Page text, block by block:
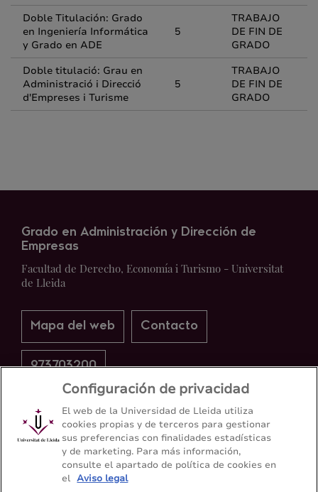
Doble Titulación: Grado
en Ingeniería Informática
y Grado en ADE
5
TRABAJO
DE FIN DE
GRADO
Doble titulació: Grau en
Administració i Direcció
d'Empreses i Turisme
5
TRABAJO
DE FIN DE
GRADO
Grado en Administración y Dirección de
Empresas
Facultad de Derecho, Economía i Turismo - Universitat
de Lleida
Mapa del web Contacto
973703200
Configuración de privacidad
El web de la Universidad de Lleida utiliza
cookies propias y de terceros para gestionar
sus preferencias con finalidades estadísticas
y de marketing. Para más información,
consulte el apartado de política de cookies en
el Aviso legal